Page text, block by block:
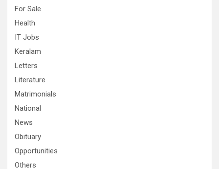
For Sale
Health
IT Jobs
Keralam
Letters
Literature
Matrimonials
National
News
Obituary
Opportunities
Others